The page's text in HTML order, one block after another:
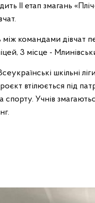
між командами дівчат
3 місце -
шкільні
втілюється під
спорту. Учнів